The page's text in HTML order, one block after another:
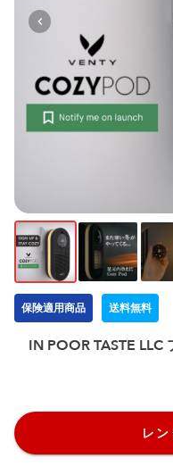
保険適用商品 送料無料
IN POOR TASTE
レ